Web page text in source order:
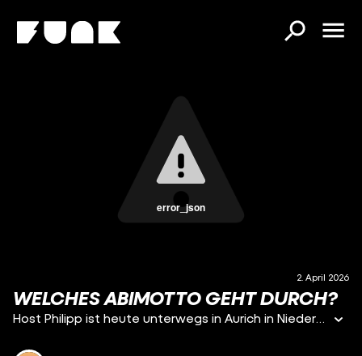
error_json
2. April 2026
WELCHES ABIMOTTO GEHT DURCH?
Host Philipp ist heute unterwegs in Aurich in Niedersachsen.